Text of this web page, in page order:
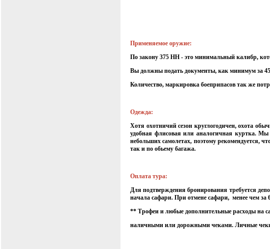
Применяемое оружие:
По закону 375 HH - это минимальный калибр,
Вы должны подать документы, как минимум за
Количество, маркировка боеприпасов так же
Одежда:
Хотя охотничий сезон круглогодичен, охота
удобная флисовая или аналогичная куртка. Мы
небольших самолетах, поэтому рекомендуется,
так и по обьему багажа.
Оплата тура:
Для подтверждения бронирования требуется
начала сафари. При отмене сафари, менее чем за
** Трофеи и любые дополнительные расходы на
наличными или дорожными чеками. Личные